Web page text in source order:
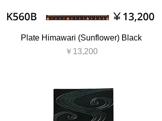
Plate Himawari (Sunflower) Black
価格
￥13,200